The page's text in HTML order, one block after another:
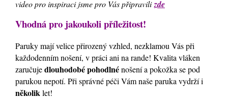
video pro inspiraci jsme pro Vás připravilizde
Vhodná pro jakoukoli příležitost!
Paruky mají velice přirozený vzhled, nezklamou Vás při
každodenním nošení, v práci ani na rande! Kvalita vláken
zaručujedlouhodobé pohodlnénošení a pokožka se pod
parukou nepotí. Při správné péči Vám naše paruka vydrží i
několiklet!